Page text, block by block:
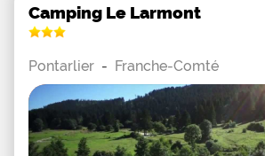
Camping Le Larmont
Pontarlier - Franche-Comté